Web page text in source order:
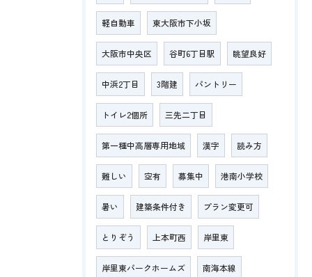
軽自動車 東大阪市下小坂
大阪市中央区 谷町6丁目駅 眺望良好
中浜2丁目 3階建 パントリー
トイレ2個所 三先二丁目
第一種中高層専用地域 漢字 読み方
難しい 空有 募集中 港南小学校
暑い 建築条件付き プラン変更可
とりぞう 上本町西 岸里東
岸里東パークホームズ 南海本線